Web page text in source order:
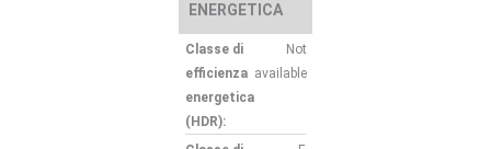
ENERGETICA
Classe di
efficienza
energetica
(HDR):
Not
available